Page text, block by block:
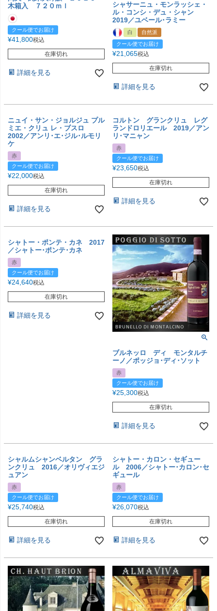
木箱入 ７２０ｍｌ
クール便でお届け
¥41,800税込
在庫切れ
詳細を見る
シャサーニュ・モンラッシェ・
ル・コンシ・デュ・シャン
2019／ユベール･ラミー
白
自然派
クール便でお届け
¥21,065税込
在庫切れ
詳細を見る
ニュイ・サン・ジョルジュ プル
ミエ・クリュ レ・ブスロ
2002／アンリ･エ･ジル･ルモリ
ケ
赤
クール便でお届け
¥22,000税込
在庫切れ
詳細を見る
コルトン グランクリュ レグ
ランドロリエール 2019／アン
リ･マニャン
赤
クール便でお届け
¥23,650税込
在庫切れ
詳細を見る
シャトー・ポンテ・カネ 2017
／シャトー･ポンテ･カネ
赤
クール便でお届け
¥24,640税込
在庫切れ
詳細を見る
ブルネッロ ディ モンタルチ
ーノ／ポッジョ･ディ･ソット
赤
クール便でお届け
¥25,300税込
在庫切れ
詳細を見る
シャルムシャンベルタン グラ
ンクリュ 2016／オリヴィエジ
ュアン
赤
クール便でお届け
¥25,740税込
在庫切れ
詳細を見る
シャトー・カロン・セギュー
ル 2006／シャトー･カロン･セ
ギュール
赤
クール便でお届け
¥26,070税込
在庫切れ
詳細を見る